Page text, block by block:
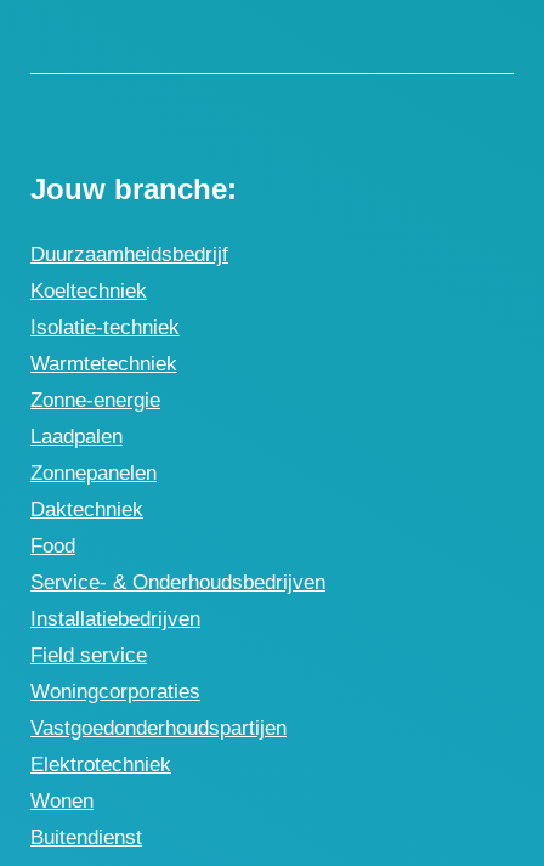
Jouw branche:
Duurzaamheidsbedrijf
Koeltechniek
Isolatie-techniek
Warmtetechniek
Zonne-energie
Laadpalen
Zonnepanelen
Daktechniek
Food
Service- & Onderhoudsbedrijven
Installatiebedrijven
Field service
Woningcorporaties
Vastgoedonderhoudspartijen
Elektrotechniek
Wonen
Buitendienst